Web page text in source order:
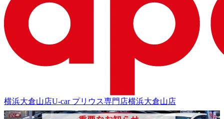
横浜大倉山店U-car プリウス専門店横浜大倉山店